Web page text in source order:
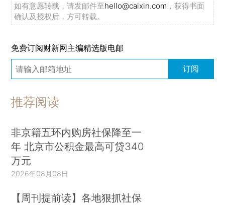
如有意愿转载，请发邮件至hello@caixin.com ，获得书面
确认及授权后，方可转载。
免费订阅财新网主编精选版电邮
订阅
推荐阅读
非京籍五环内购房社保降至一
年 北京市公积金最高可贷340
万元
2026年08月08日
【周刊提前读】各地狠抓社保